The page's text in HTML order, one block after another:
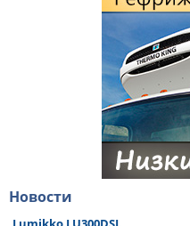
Новости